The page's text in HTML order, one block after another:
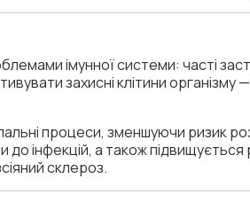
імунної системи: часті
захисні клітини
процеси, зменшуючи ризик
до інфекцій, а також підвищується
склероз.